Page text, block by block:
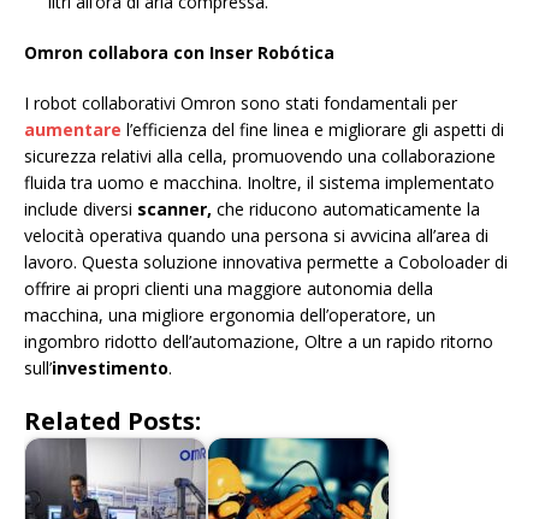
Omron collabora con Inser Robótica
I robot collaborativi Omron sono stati fondamentali per
aumentare l’efficienza del fine linea e migliorare gli aspetti di
sicurezza relativi alla cella, promuovendo una collaborazione
fluida tra uomo e macchina. Inoltre, il sistema implementato
include diversi scanner, che riducono automaticamente la
velocità operativa quando una persona si avvicina all’area di
lavoro. Questa soluzione innovativa permette a Coboloader di
offrire ai propri clienti una maggiore autonomia della
macchina, una migliore ergonomia dell’operatore, un
ingombro ridotto dell’automazione, Oltre a un rapido ritorno
sull’investimento.
Related Posts: